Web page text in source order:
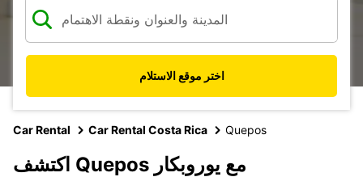
اختر موقع الاستلام
Car Rental Car Rental Costa Rica Quepos
اكتشف Quepos مع يوروبكار